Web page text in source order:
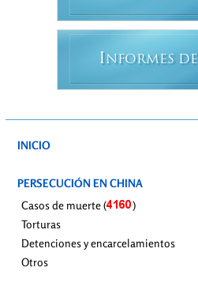
INFORMES DE
INICIO
PERSECUCIÓN EN CHINA
Casos de muerte (
)
Torturas
Detenciones y encarcelamientos
Otros